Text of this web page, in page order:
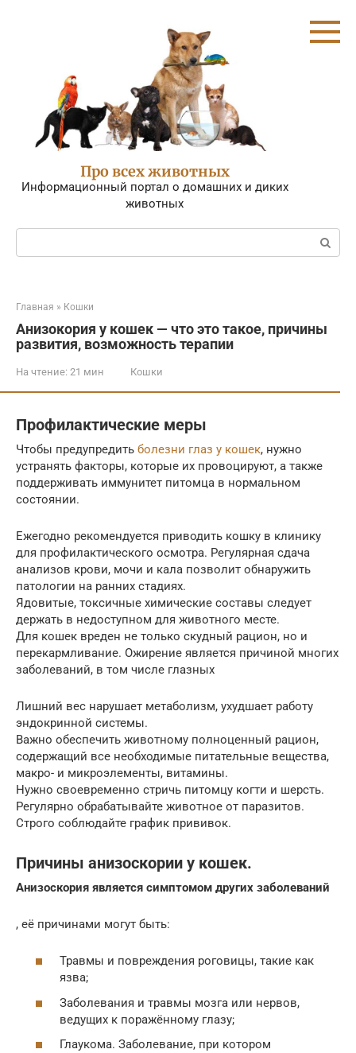
Про всех животных
Информационный портал о домашних и диких
животных
Поиск:
Главная » Кошки
Анизокория у кошек — что это такое, причины
развития, возможность терапии
На чтение: 21 мин Кошки
Профилактические меры
Чтобы предупредить болезни глаз у кошек, нужно
устранять факторы, которые их провоцируют, а также
поддерживать иммунитет питомца в нормальном
состоянии.
Ежегодно рекомендуется приводить кошку в клинику
для профилактического осмотра. Регулярная сдача
анализов крови, мочи и кала позволит обнаружить
патологии на ранних стадиях.
Ядовитые, токсичные химические составы следует
держать в недоступном для животного месте.
Для кошек вреден не только скудный рацион, но и
перекармливание. Ожирение является причиной многих
заболеваний, в том числе глазных
Лишний вес нарушает метаболизм, ухудшает работу
эндокринной системы.
Важно обеспечить животному полноценный рацион,
содержащий все необходимые питательные вещества,
макро- и микроэлементы, витамины.
Нужно своевременно стричь питомцу когти и шерсть.
Регулярно обрабатывайте животное от паразитов.
Строго соблюдайте график прививок.
Причины анизоскории у кошек.
Анизоскория является симптомом других заболеваний
, её причинами могут быть:
Травмы и повреждения роговицы, такие как
язва;
Заболевания и травмы мозга или нервов,
ведущих к поражённому глазу;
Глаукома. Заболевание, при котором